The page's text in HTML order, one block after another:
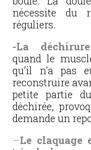
nécessite du
réguliers.
-La
quand le
qu’il n’a pas
reconstruire
petite partie
déchirée,
demande un
–Le claquage